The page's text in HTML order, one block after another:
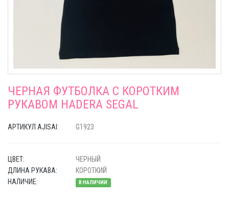
ЧЕРНАЯ ФУТБОЛКА С КОРОТКИМ
РУКАВОМ HADERA SEGAL
АРТИКУЛ AJISAI: G1923
ЦВЕТ:
ЧЕРНЫЙ
ДЛИНА РУКАВА:
КОРОТКИЙ
НАЛИЧИЕ:
В НАЛИЧИИ